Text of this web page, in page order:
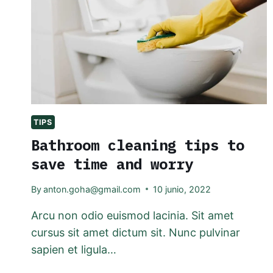
TIPS
Bathroom cleaning tips to
save time and worry
Byanton.goha@gmail.com 10 junio, 2022
Arcu non odio euismod lacinia. Sit amet
cursus sit amet dictum sit. Nunc pulvinar
sapien et ligula…